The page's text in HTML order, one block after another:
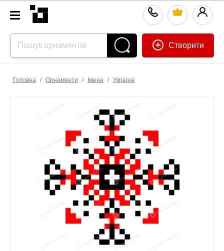
Створити
Головна / Орнаменти / Імена / Україна